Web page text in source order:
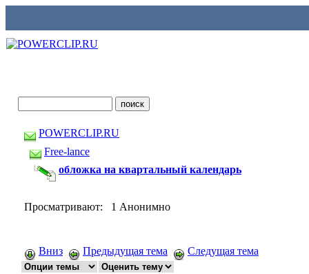
POWERCLIP.RU
Free-lance
обложка на квартальный календарь
Просматривают: 1 Анонимно
Вниз Предыдущая тема Следущая тема